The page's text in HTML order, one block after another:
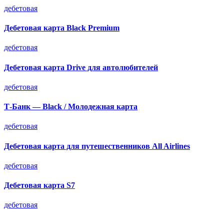
дебетовая
Дебетовая карта Black Premium
дебетовая
Дебетовая карта Drive для автолюбителей
дебетовая
Т-Банк — Black / Молодежная карта
дебетовая
Дебетовая карта для путешественников All Airlines
дебетовая
Дебетовая карта S7
дебетовая